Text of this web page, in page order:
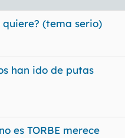
(tema serio)
han ido de putas
es TORBE merece